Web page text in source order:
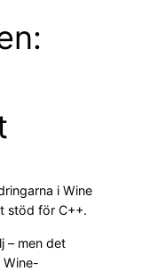
i Wine
stöd för C++.
– men det